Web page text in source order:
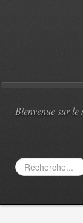
Bienvenue sur le
Rechercher